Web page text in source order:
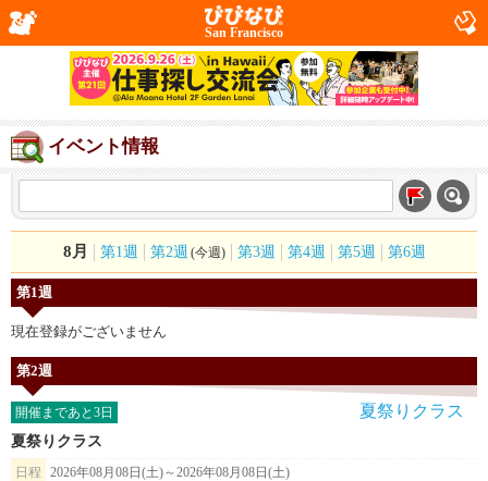
San Francisco
イベント情報
8月 第1週 第2週 (今週) 第3週 第4週 第5週 第6週
第1週
現在登録がございません
第2週
開催まであと3日
夏祭りクラス
日程
2026年08月08日(土)～2026年08月08日(土)